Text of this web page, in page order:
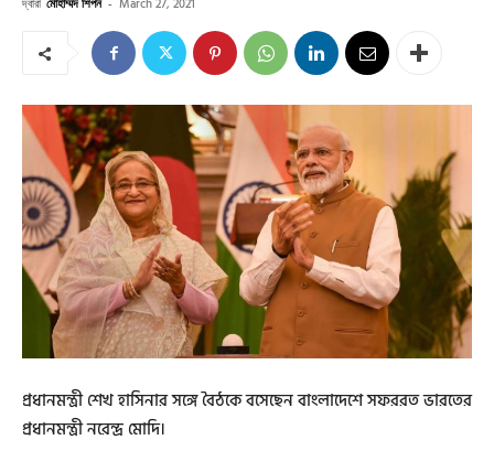
March 27, 2021
প্রধানমন্ত্রী শেখ হাসিনার সঙ্গে বৈঠকে বসেছেন বাংলাদেশে সফররত ভারতের
প্রধানমন্ত্রী নরেন্দ্র মোদি।